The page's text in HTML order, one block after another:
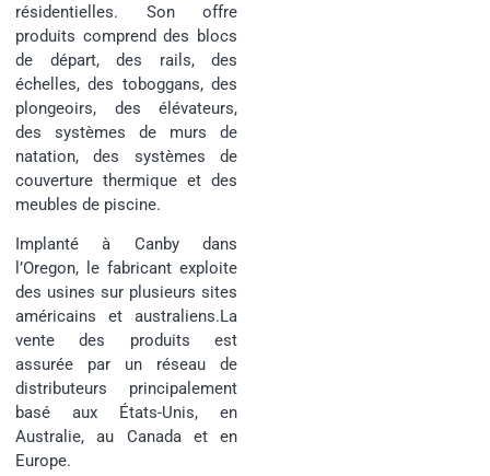
résidentielles. Son offre
produits comprend des blocs
de départ, des rails, des
échelles, des toboggans, des
plongeoirs, des élévateurs,
des systèmes de murs de
natation, des systèmes de
couverture thermique et des
meubles de piscine.
Implanté à Canby dans
l’Oregon, le fabricant exploite
des usines sur plusieurs sites
américains et australiens.La
vente des produits est
assurée par un réseau de
distributeurs principalement
basé aux États-Unis, en
Australie, au Canada et en
Europe.